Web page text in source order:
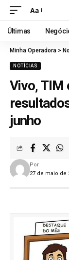
Aa
Últimas
Minha Operadora >
NOTÍCIAS
Vivo, TIM
junho
27 de maio de
Por